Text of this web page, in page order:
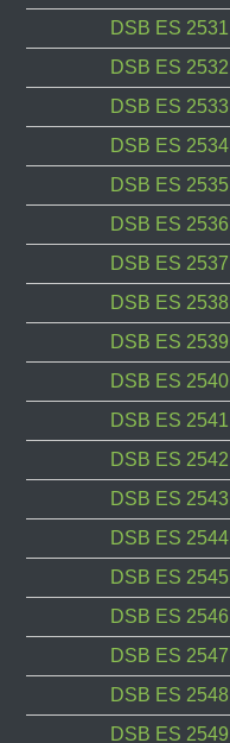
DSB ES 2531
DSB ES 2532
DSB ES 2533
DSB ES 2534
DSB ES 2535
DSB ES 2536
DSB ES 2537
DSB ES 2538
DSB ES 2539
DSB ES 2540
DSB ES 2541
DSB ES 2542
DSB ES 2543
DSB ES 2544
DSB ES 2545
DSB ES 2546
DSB ES 2547
DSB ES 2548
DSB ES 2549